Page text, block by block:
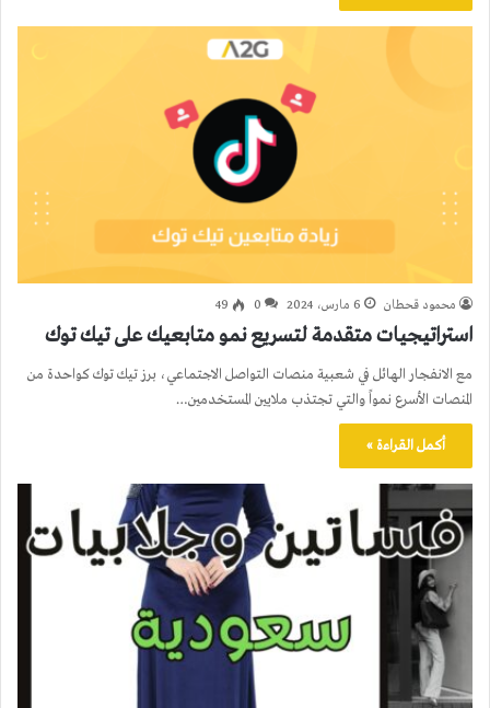
محمود قحطان 6 مارس، 2024 0
49
استراتيجيات متقدمة لتسريع نمو متابعيك على تيك توك
مع الانفجار الهائل في شعبية منصات التواصل الاجتماعي، برز تيك توك كواحدة من
المنصات الأسرع نمواً والتي تجتذب ملايين المستخدمين…
أكمل القراءة »